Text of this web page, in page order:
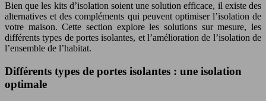
Bien que les kits d’isolation soient une solution efficace, il existe des
alternatives et des compléments qui peuvent optimiser l’isolation de
votre maison. Cette section explore les solutions sur mesure, les
différents types de portes isolantes, et l’amélioration de l’isolation de
l’ensemble de l’habitat.
Différents types de portes isolantes : une isolation
optimale